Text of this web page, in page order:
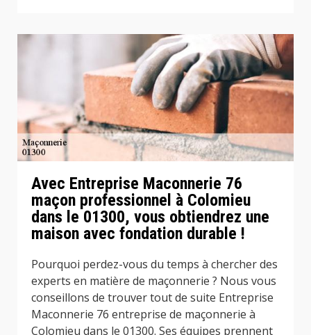
Avec Entreprise Maconnerie 76
maçon professionnel à Colomieu
dans le 01300, vous obtiendrez une
maison avec fondation durable !
Pourquoi perdez-vous du temps à chercher des
experts en matière de maçonnerie ? Nous vous
conseillons de trouver tout de suite Entreprise
Maconnerie 76 entreprise de maçonnerie à
Colomieu dans le 01300. Ses équipes prennent